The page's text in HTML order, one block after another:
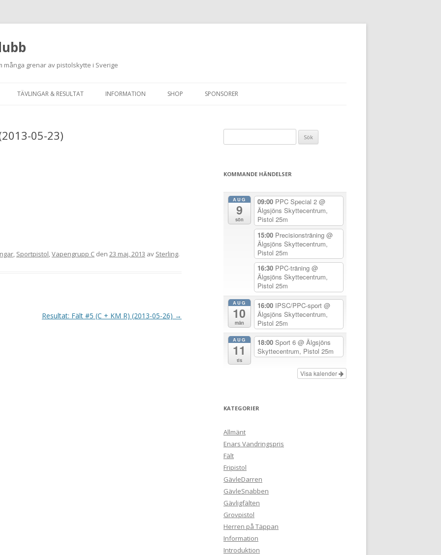
många grenar av pistolskytte i Sverige
till
TÄVLINGAR & RESULTAT
SKJUTPROGRAM 2026
INFORMATION SHOP SPONSORER
05-23)
, Sportpistol,Vapengrupp C den 23 maj, 2013 av Sterling.
Resultat: Fält #5 (C + KM R) (2013-05-26) →
efter:
KOMMANDE HÄNDELSER
AUG
9
sön
09:00 PPC Special 2 @
Älgsjöns Skyttecentrum,
Pistol 25m
15:00 Precisionsträning @
Älgsjöns Skyttecentrum,
Pistol 25m
16:30 PPC-träning @
Älgsjöns Skyttecentrum,
Pistol 25m
AUG
10
mån
16:00 IPSC/PPC-sport @
Älgsjöns Skyttecentrum,
Pistol 25m
AUG
11
tis
18:00 Sport 6 @ Älgsjöns
Skyttecentrum, Pistol 25m
Visa kalender
KATEGORIER
Allmänt
Enars Vandringspris
Fält
Fripistol
GävleDarren
GävleSnabben
Gävligfälten
Grovpistol
Herren på Täppan
Information
Introduktion